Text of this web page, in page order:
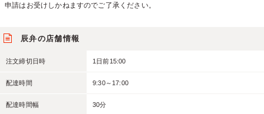
申請はお受けしかねますのでご了承ください。
辰弁の店舗情報
注文締切日時 1日前15:00
配達時間 9:30～17:00
配達時間幅 30分